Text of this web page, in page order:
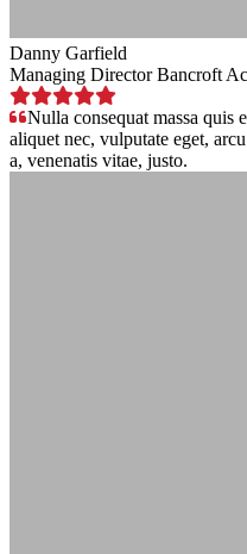
Danny Garfield
Managing Director Bancroft
Nulla consequat massa quis
aliquet nec, vulputate eget,
a, venenatis vitae, justo.